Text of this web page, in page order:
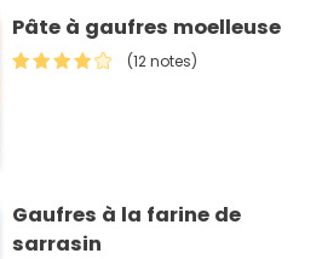
Pâte à gaufres moelleuse
(12 notes)
Gaufres à la farine de
sarrasin